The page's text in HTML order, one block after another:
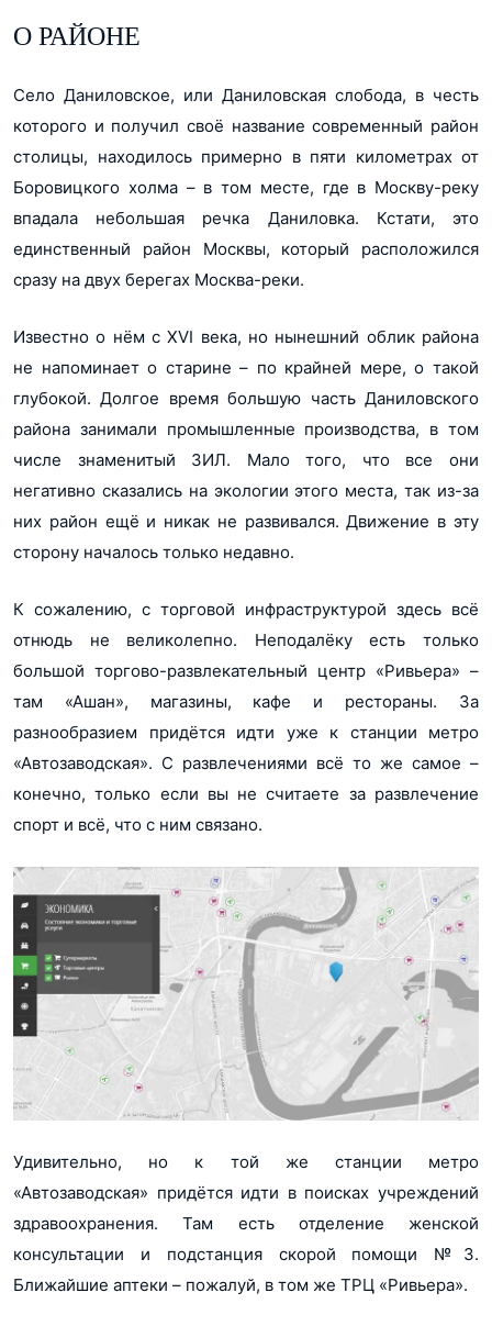
О РАЙОНЕ
Село Даниловское, или Даниловская слобода, в честь
которого и получил своё название современный район
столицы, находилось примерно в пяти километрах от
Боровицкого холма – в том месте, где в Москву-реку
впадала небольшая речка Даниловка. Кстати, это
единственный район Москвы, который расположился
сразу на двух берегах Москва-реки.
Известно о нём с XVI века, но нынешний облик района
не напоминает о старине – по крайней мере, о такой
глубокой. Долгое время большую часть Даниловского
района занимали промышленные производства, в том
числе знаменитый ЗИЛ. Мало того, что все они
негативно сказались на экологии этого места, так из-за
них район ещё и никак не развивался. Движение в эту
сторону началось только недавно.
К сожалению, с торговой инфраструктурой здесь всё
отнюдь не великолепно. Неподалёку есть только
большой торгово-развлекательный центр «Ривьера» –
там «Ашан», магазины, кафе и рестораны. За
разнообразием придётся идти уже к станции метро
«Автозаводская». С развлечениями всё то же самое –
конечно, только если вы не считаете за развлечение
спорт и всё, что с ним связано.
Удивительно, но к той же станции метро
«Автозаводская» придётся идти в поисках учреждений
здравоохранения. Там есть отделение женской
консультации и подстанция скорой помощи №3.
Ближайшие аптеки – пожалуй, в том же ТРЦ «Ривьера».